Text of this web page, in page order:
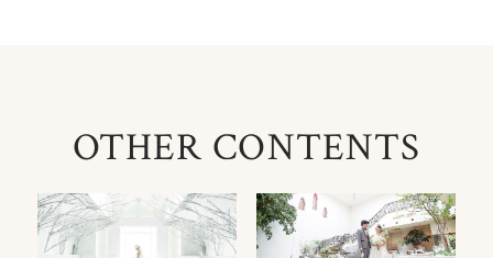
OTHER CONTENTS